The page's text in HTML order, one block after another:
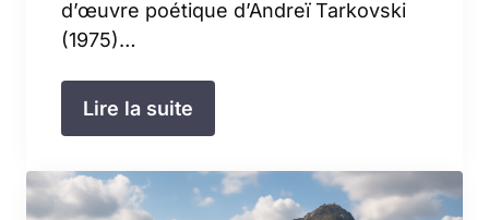
d’œuvre poétique d’Andreï Tarkovski
(1975)…
Lire la suite